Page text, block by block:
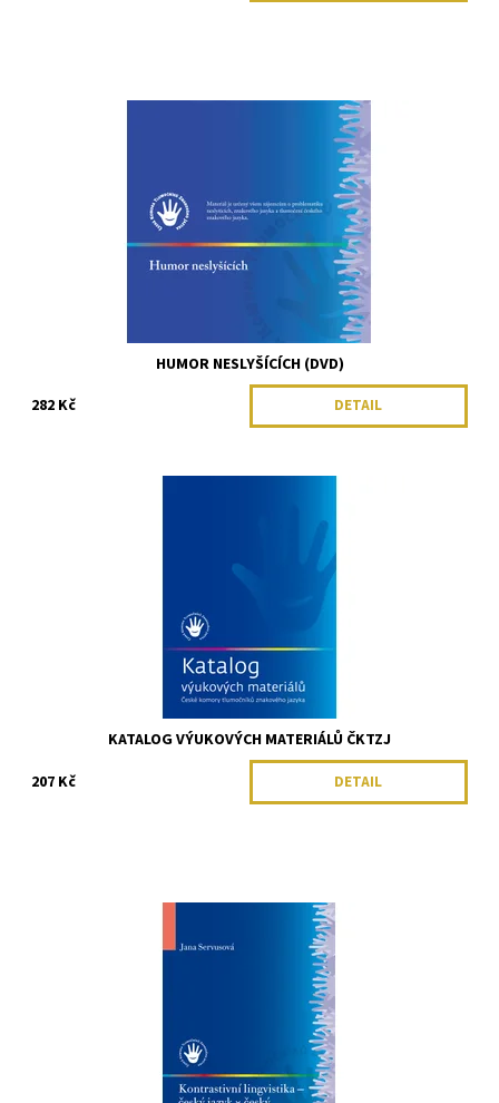
HUMOR NESLYŠÍCÍCH (DVD)
282 Kč
DETAIL
KATALOG VÝUKOVÝCH MATERIÁLŮ ČKTZJ
207 Kč
DETAIL